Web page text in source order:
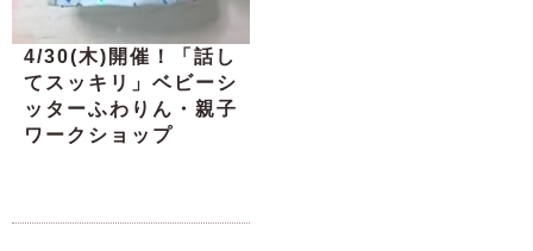
4/30(木)開催！「話し
てスッキリ」ベビーシ
ッターふわりん・親子
ワークショップ